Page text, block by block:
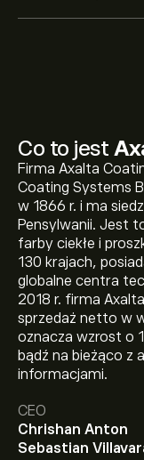
Co to jest
Firma Axalta
Coating Systems
w 1866 r. i ma
Pensylwanii. Jest
farby ciekłe i
130 krajach,
globalne centra
2018 r. firma
sprzedaż netto w
oznacza wzrost o
bądź na bieżąco z
informacjami.
CEO
Chrishan Anton
Sebastian
Aktualna cena